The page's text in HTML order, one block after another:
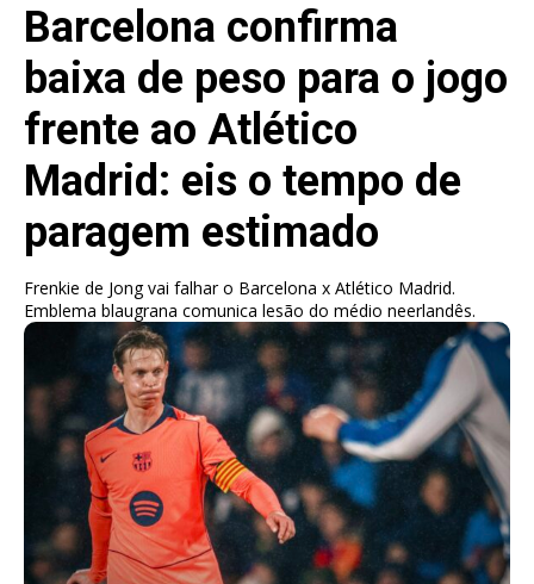
Barcelona confirma
baixa de peso para o jogo
frente ao Atlético
Madrid: eis o tempo de
paragem estimado
Frenkie de Jong vai falhar o Barcelona x Atlético Madrid.
Emblema blaugrana comunica lesão do médio neerlandês.